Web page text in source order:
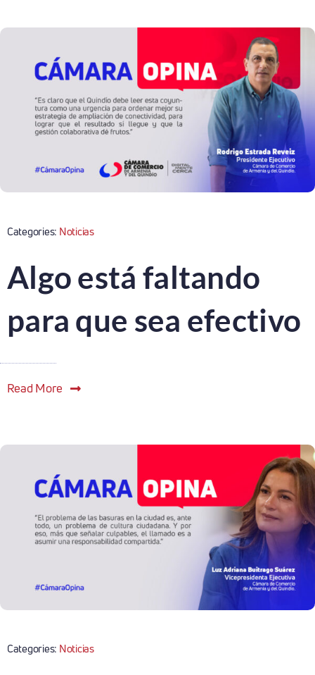
Categories: Noticias
Algo está faltando
para que sea efectivo
Read More
Categories: Noticias